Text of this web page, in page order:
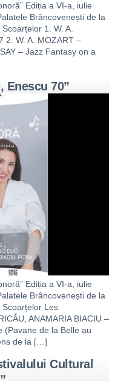
Ediția a VI-a, iulie
Brâncovenești de la
1. W. A.
2. W. A. MOZART –
– Jazz Fantasy on a
Enescu 70”
Ediția a VI-a, iulie
Brâncovenești de la
Scoarțelor Les
ANAMARIA BIACIU –
(Pavane de la Belle au
de la […]
Cultural